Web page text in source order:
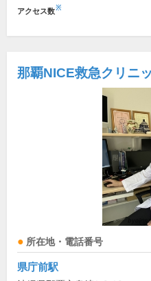
アクセス数※
那覇NICE救急クリニ
所在地・電話番号
県庁前駅